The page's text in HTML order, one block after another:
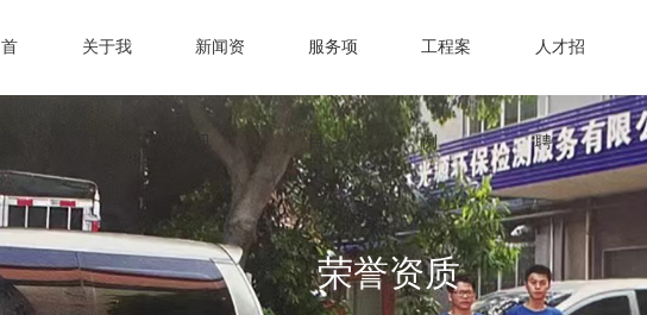
首 关于我 新闻资
讯
服务项
目
工程案
例
人才招
聘
荣誉资质